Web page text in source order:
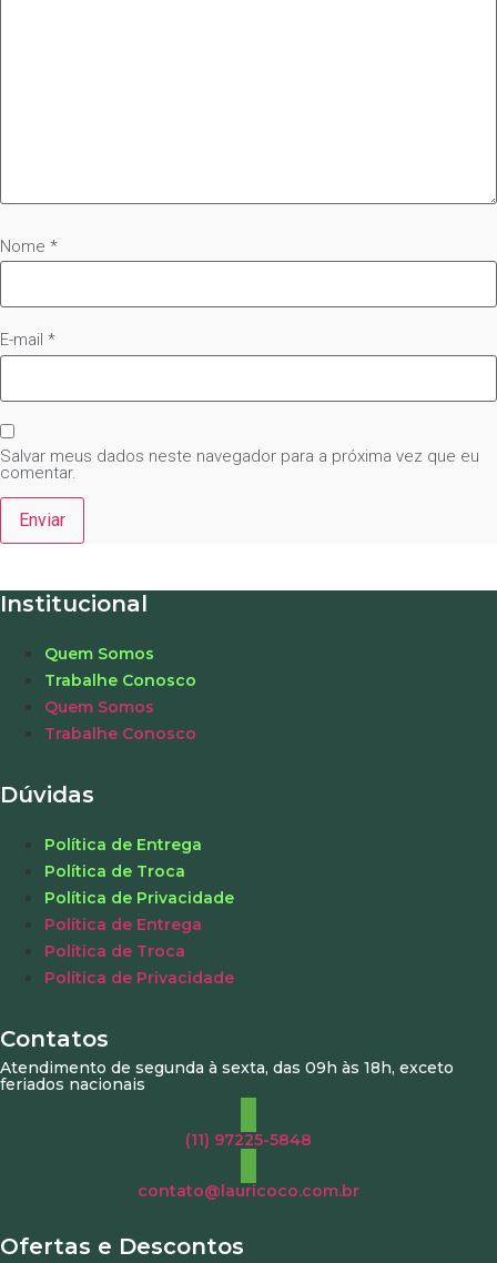
Nome *
E-mail *
Salvar meus dados neste navegador para a próxima vez que eu
comentar.
Institucional
Quem Somos
Trabalhe Conosco
Quem Somos
Trabalhe Conosco
Dúvidas
Política de Entrega
Política de Troca
Política de Privacidade
Política de Entrega
Política de Troca
Política de Privacidade
Contatos
Atendimento de segunda à sexta, das 09h às 18h, exceto
feriados nacionais
(11) 97225-5848
contato@lauricoco.com.br
Ofertas e Descontos